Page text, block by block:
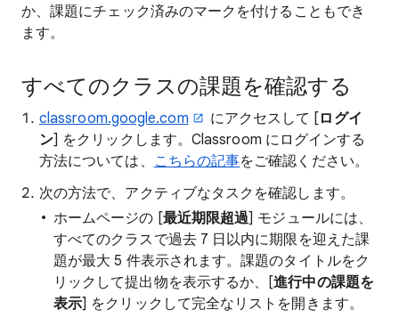
か、課題にチェック済みのマークを付けることもでき
ます。
すべてのクラスの課題を確認する
classroom.google.com にアクセスして [ ログイ
ン] をクリックします。Classroom にログインする
方法については、
こちらの記事をご確認ください。
次の方法で、アクティブなタスクを確認します。
ホームページの [最近期限超過] モジュールには、
すべてのクラスで過去 7 日以内に期限を迎えた課
題が最大 5 件表示されます。課題のタイトルをク
リックして提出物を表示するか、[進行中の課題を
表示] をクリックして完全なリストを開きます。